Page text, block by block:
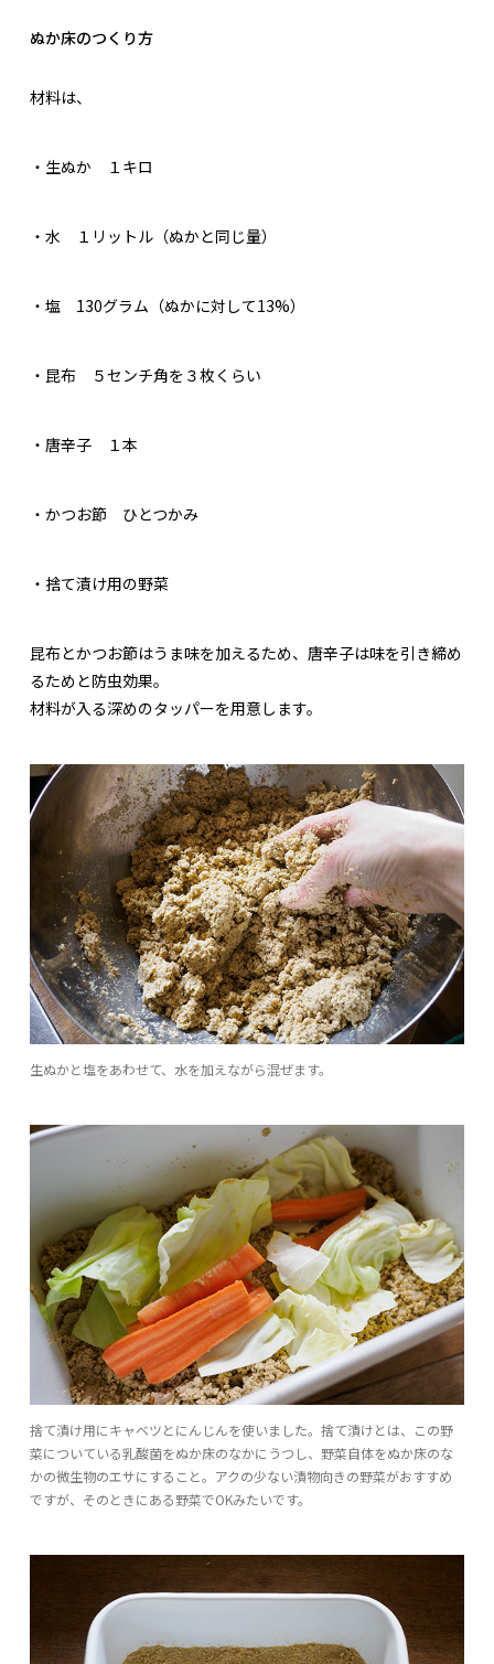
ぬか床のつくり方
材料は、
・生ぬか １キロ
・水 １リットル（ぬかと同じ量）
・塩 130グラム（ぬかに対して13%）
・昆布 ５センチ角を３枚くらい
・唐辛子 １本
・かつお節 ひとつかみ
・捨て漬け用の野菜
昆布とかつお節はうま味を加えるため、唐辛子は味を引き締め
るためと防虫効果。
材料が入る深めのタッパーを用意します。
生ぬかと塩をあわせて、水を加えながら混ぜます。
捨て漬け用にキャベツとにんじんを使いました。捨て漬けとは、この野
菜についている乳酸菌をぬか床のなかにうつし、野菜自体をぬか床のな
かの微生物のエサにすること。アクの少ない漬物向きの野菜がおすすめ
ですが、そのときにある野菜でOKみたいです。